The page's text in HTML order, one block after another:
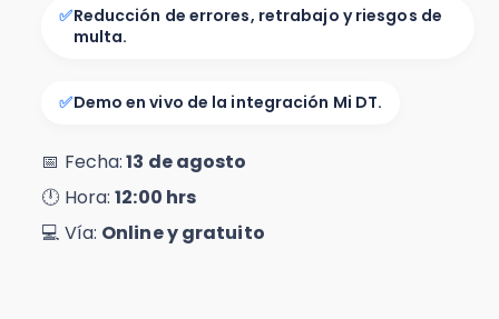
✅Reducción de errores, retrabajo y riesgos de
multa.
✅Demo en vivo de la integración Mi DT.
📅 Fecha:13 de agosto
🕛 Hora:12:00 hrs
💻 Vía: Online y gratuito